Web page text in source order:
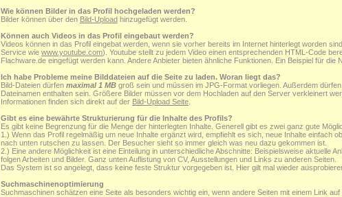
Wie können Bilder in das Profil hochgeladen werden?
Bilder können über den Bild-Upload hinzugefügt werden.
Können auch Videos in das Profil eingebaut werden?
Videos können in das Profil eingebat werden, wenn sie vorher bereits im Internet hinterlegt worden
Service wie www.youtube.com). Youtube stellt zu jedem Video einen entsprechenden HTML-Code
Flachware.de eingefügt werden kann. Andere Anbieter bieten ähnliche Funktionen. Ein Beispiel für die
Ich habe Probleme meine Bilddateien auf die Seite zu laden. Woran liegt das?
Bild-Dateien dürfen maximal 1 MB groß sein und müssen im JPG-Format vorliegen. Außerdem dürfen
Dateinamen enthalten sein. Größere Bilder müssen vor dem Hochladen auf den Server verkleinert
Informationen finden sich direkt auf der Bild-Upload Seite
Gibt es eine bewährte Strukturierung für die Inhalte des Profils?
Es gibt keine Begrenzung für die Menge der hinterlegten Inhalte. Generell gibt es zwei ganz gute
1.) Wenn das Profil regelmäßig um neue Inhalte ergänzt wird, empfiehlt es sich, neue Inhalte einfach
nach unten rutschen zu lassen. Der Besucher sieht so immer gleich was neu dazu gekommen ist.
2.) Eine andere Möglichkeit ist eine Einteilung in unterschiedliche Abschnitte: Beispielsweise aktuelle
folgen Arbeiten und Bilder. Ganz unten Auflistung von CV, Ausstellungen und Links zu anderen Seiten.
Das System ist so angelegt, dass keine feste Struktur vorgegeben ist. Hier gilt mal wieder
Suchmaschinenoptimierung
Suchmaschinen schätzen eine Seite als besonders wichtig ein, wenn andere Seiten mit einem Link